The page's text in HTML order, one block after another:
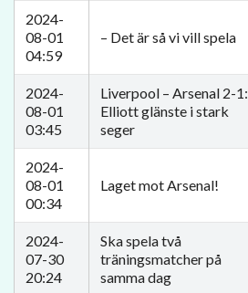
2024-
08-01
04:59
– Det är så vi vill spela
2024-
08-01
03:45
Liverpool – Arsenal 2-1:
Elliott glänste i stark
seger
2024-
08-01
00:34
Laget mot Arsenal!
2024-
07-30
20:24
Ska spela två
träningsmatcher på
samma dag